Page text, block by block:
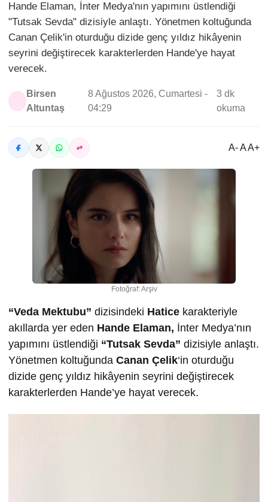
Hande Elaman, İnter Medya'nın yapımını üstlendiği
"Tutsak Sevda" dizisiyle anlaştı. Yönetmen koltuğunda
Canan Çelik'in oturduğu dizide genç yıldız hikâyenin
seyrini değiştirecek karakterlerden Hande'ye hayat
verecek.
Birsen
Altuntaş
8 Ağustos 2026, Cumartesi -
04:29
3 dk
okuma
A- A A+
Fotoğraf: Arşiv
“Veda Mektubu” dizisindeki Hatice karakteriyle
akıllarda yer eden Hande Elaman, İnter Medya’nın
yapımını üstlendiği “Tutsak Sevda” dizisiyle anlaştı.
Yönetmen koltuğunda Canan Çelik‘in oturduğu
dizide genç yıldız hikâyenin seyrini değiştirecek
karakterlerden Hande’ye hayat verecek.